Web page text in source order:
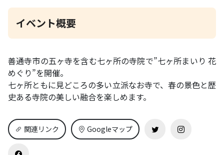
イベント概要
善通寺市の五ヶ寺を含む七ヶ所の寺院で”七ヶ所まいり 花
めぐり”を開催。
七ヶ所ともに見どころの多い立派なお寺で、春の景色と歴
史ある寺院の美しい融合を楽しめます。
関連リンク Googleマップ